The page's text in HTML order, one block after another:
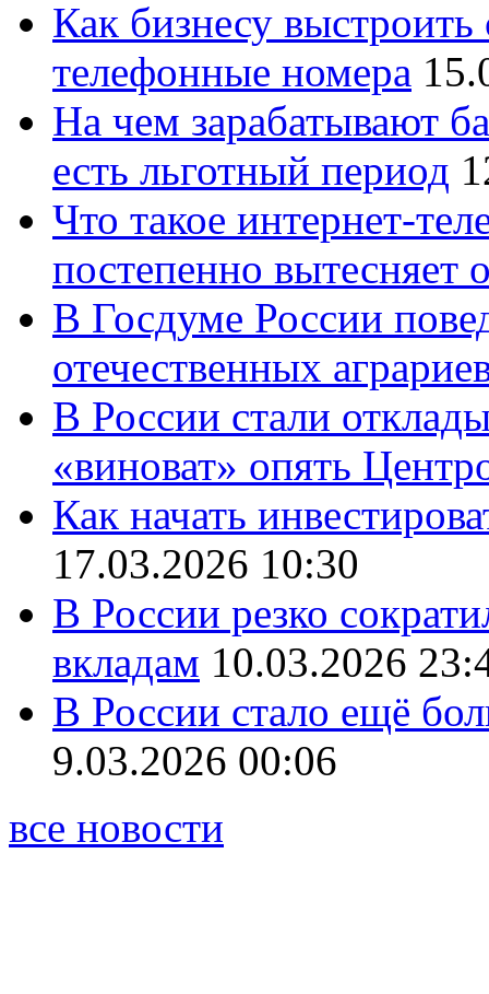
Как бизнесу
телефонные номера
На чем зарабатывают
есть льготный период
Что такое интернет-
постепенно вытесняет
В Госдуме России
отечественных
В России стали
«виноват» опять
Как начать
17.03.2026 10:30
В России резко
вкладам 10.03.2026
В России стало ещё
9.03.2026 00:06
все новости